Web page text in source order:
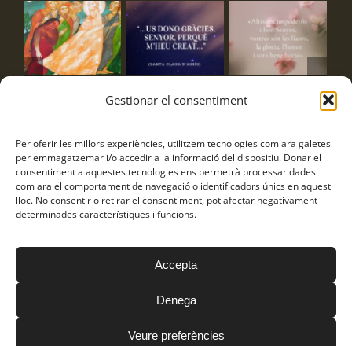
Gestionar el consentiment
Per oferir les millors experiències, utilitzem tecnologies com ara galetes
per emmagatzemar i/o accedir a la informació del dispositiu. Donar el
consentiment a aquestes tecnologies ens permetrà processar dades
com ara el comportament de navegació o identificadors únics en aquest
lloc. No consentir o retirar el consentiment, pot afectar negativament
determinades característiques i funcions.
Accepta
Denega
Veure preferències
4 d'agost de 2026
Frase Santa
Frase Sant
Frares Franciscans Caputxins © Copyright
Avís Legal|Política de cookies
FacebookInstagramYouTube